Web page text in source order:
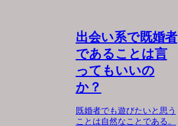
出会い系で既婚者
であることは言
ってもいいの
か？
既婚者でも遊びたいと思う
ことは自然なことである。